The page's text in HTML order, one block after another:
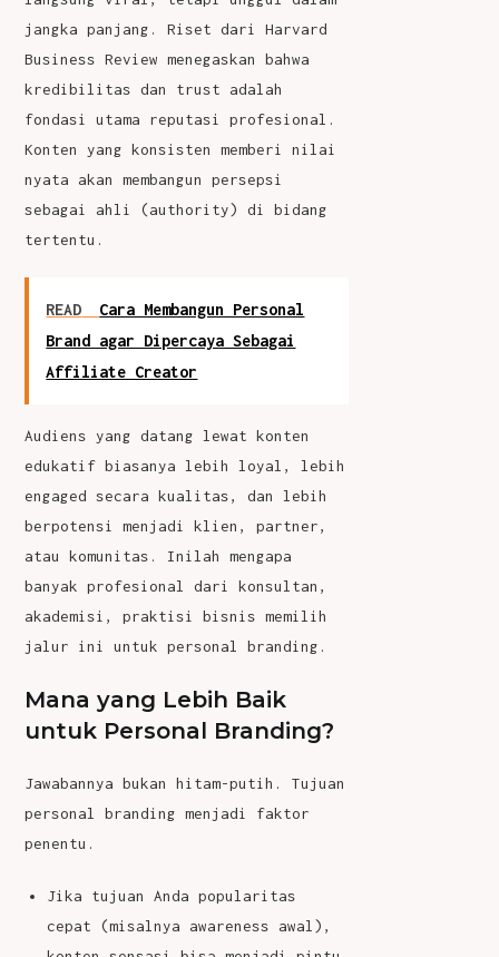
jangka panjang. Riset dariHarvard
Business Review menegaskan bahwa
kredibilitas dan trust adalah
fondasi utama reputasi profesional.
Konten yang konsisten memberi nilai
nyata akan membangun persepsi
sebagai ahli (authority) di bidang
tertentu.
READ
Cara Membangun Personal
Brand agar Dipercaya Sebagai
Affiliate Creator
Audiens yang datang lewat konten
edukatif biasanya lebih loyal, lebih
engaged secara kualitas, dan lebih
berpotensi menjadi klien, partner,
atau komunitas. Inilah mengapa
banyak profesional dari konsultan,
akademisi, praktisi bisnis memilih
jalur ini untuk personal branding.
Mana yang Lebih Baik
untuk Personal Branding?
Jawabannya bukan hitam-putih. Tujuan
personal branding menjadi faktor
penentu.
Jika tujuan Anda popularitas
cepat (misalnya awareness awal),